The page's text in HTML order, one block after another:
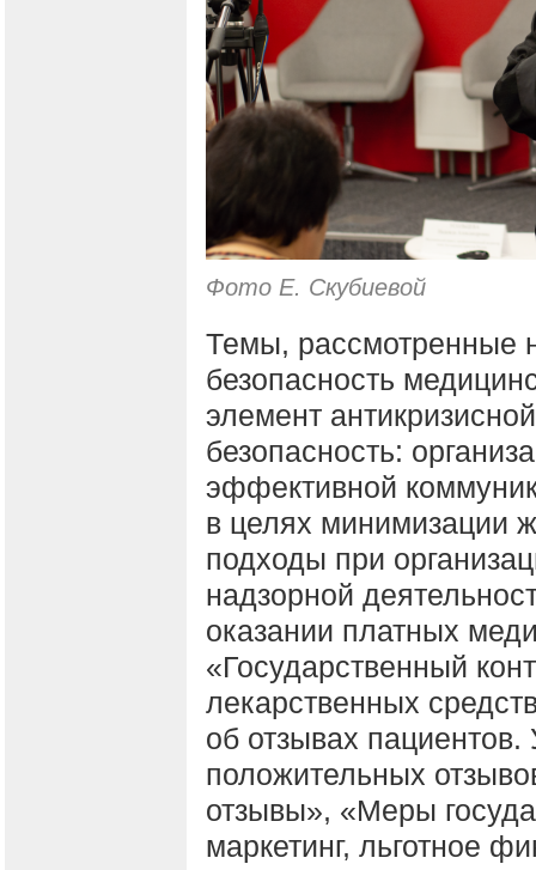
Фото Е. Скубиевой
Темы, рассмотренные
безопасность
элемент
безопасность:
эффективной
в целях минимизации
подходы при
надзорной
оказании платных
«Государственный
лекарственных
об отзывах
положительных
отзывы», «Меры
маркетинг, льготное